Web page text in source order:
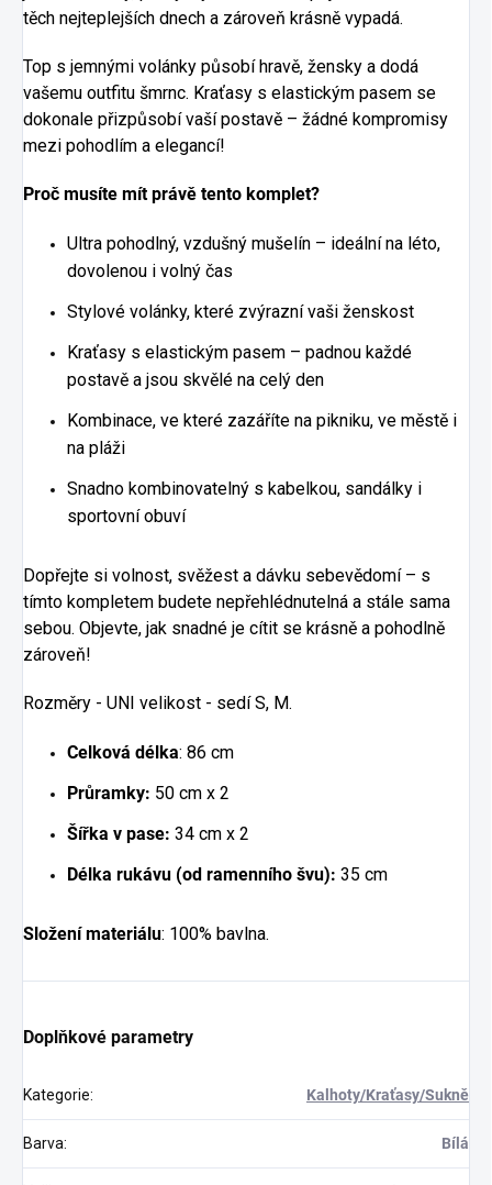
těch nejteplejších dnech a zároveň krásně vypadá.
Top s jemnými volánky působí hravě, žensky a dodá
vašemu outfitu šmrnc. Kraťasy s elastickým pasem se
dokonale přizpůsobí vaší postavě – žádné kompromisy
mezi pohodlím a elegancí!
Proč musíte mít právě tento komplet?
Ultra pohodlný, vzdušný mušelín – ideální na léto,
dovolenou i volný čas
Stylové volánky, které zvýrazní vaši ženskost
Kraťasy s elastickým pasem – padnou každé
postavě a jsou skvělé na celý den
Kombinace, ve které zazáříte na pikniku, ve městě i
na pláži
Snadno kombinovatelný s kabelkou, sandálky i
sportovní obuví
Dopřejte si volnost, svěžest a dávku sebevědomí – s
tímto kompletem budete nepřehlédnutelná a stále sama
sebou. Objevte, jak snadné je cítit se krásně a pohodlně
zároveň!
Rozměry - UNI velikost - sedí S, M.
Celková délka: 86 cm
Průramky: 50 cm x 2
Šířka v pase: 34 cm x 2
Délka rukávu (od ramenního švu): 35 cm
Složení materiálu: 100% bavlna.
Doplňkové parametry
Kategorie: Kalhoty/Kraťasy/Sukně
Barva: Bílá